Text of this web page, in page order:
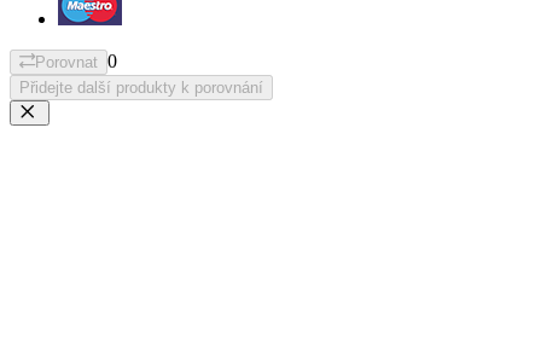
Porovnat 0
Přidejte další produkty k porovnání